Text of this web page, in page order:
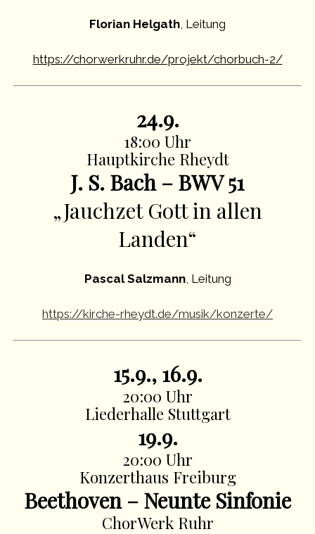
Florian Helgath, Leitung
https://chorwerkruhr.de/projekt/chorbuch-2/
24.9.
18:00 Uhr
Hauptkirche Rheydt
J. S. Bach – BWV 51
„Jauchzet Gott in allen
Landen“
Pascal Salzmann, Leitung
https://kirche-rheydt.de/musik/konzerte/
15.9., 16.9.
20:00 Uhr
Liederhalle Stuttgart
19.9.
20:00 Uhr
Konzerthaus Freiburg
Beethoven – Neunte Sinfonie
ChorWerk Ruhr